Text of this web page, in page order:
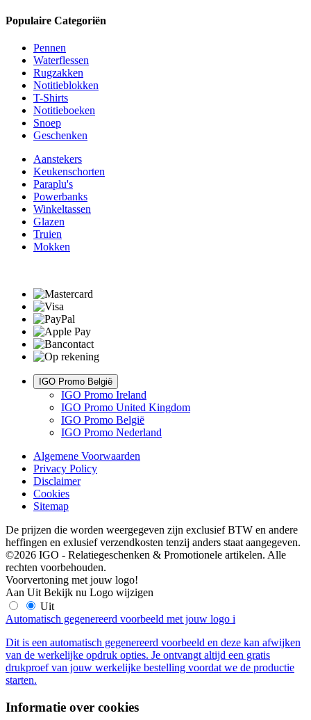
Populaire Categoriën
Pennen
Waterflessen
Rugzakken
Notitieblokken
T-Shirts
Notitieboeken
Snoep
Geschenken
Aanstekers
Keukenschorten
Paraplu's
Powerbanks
Winkeltassen
Glazen
Truien
Mokken
IGO Promo België
IGO Promo Ireland
IGO Promo United Kingdom
IGO Promo België
IGO Promo Nederland
Algemene Voorwaarden
Privacy Policy
Disclaimer
Cookies
Sitemap
De prijzen die worden weergegeven zijn exclusief BTW en andere
heffingen en exlusief verzendkosten tenzij anders staat aangegeven.
©2026 IGO - Relatiegeschenken & Promotionele artikelen. Alle
rechten voorbehouden.
Voorvertoning met jouw logo!
Aan Uit Bekijk nu Logo wijzigen
Uit
Automatisch gegenereerd voorbeeld met jouw logo i
Dit is een automatisch gegenereerd voorbeeld en deze kan afwijken
van de werkelijke opdruk opties. Je ontvangt altijd een gratis
drukproef van jouw werkelijke bestelling voordat we de productie
starten.
Informatie over cookies